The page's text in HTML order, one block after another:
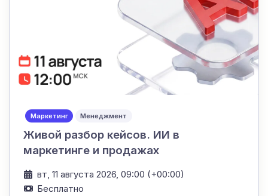
Маркетинг Менеджмент
Живой разбор кейсов. ИИ в
маркетинге и продажах
вт, 11 августа 2026, 09:00 (+00:00)
Бесплатно